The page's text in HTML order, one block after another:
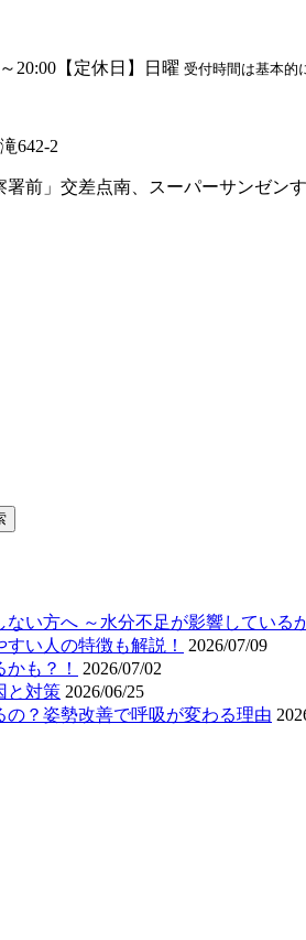
受付時間は基本的
642-2
署前」交差点南、スーパーサンゼンす
い方へ ～水分不足が影響している
い人の特徴も解説！
2026/07/09
も？！
2026/07/02
と対策 2026/06/25
？姿勢改善で呼吸が変わる理由